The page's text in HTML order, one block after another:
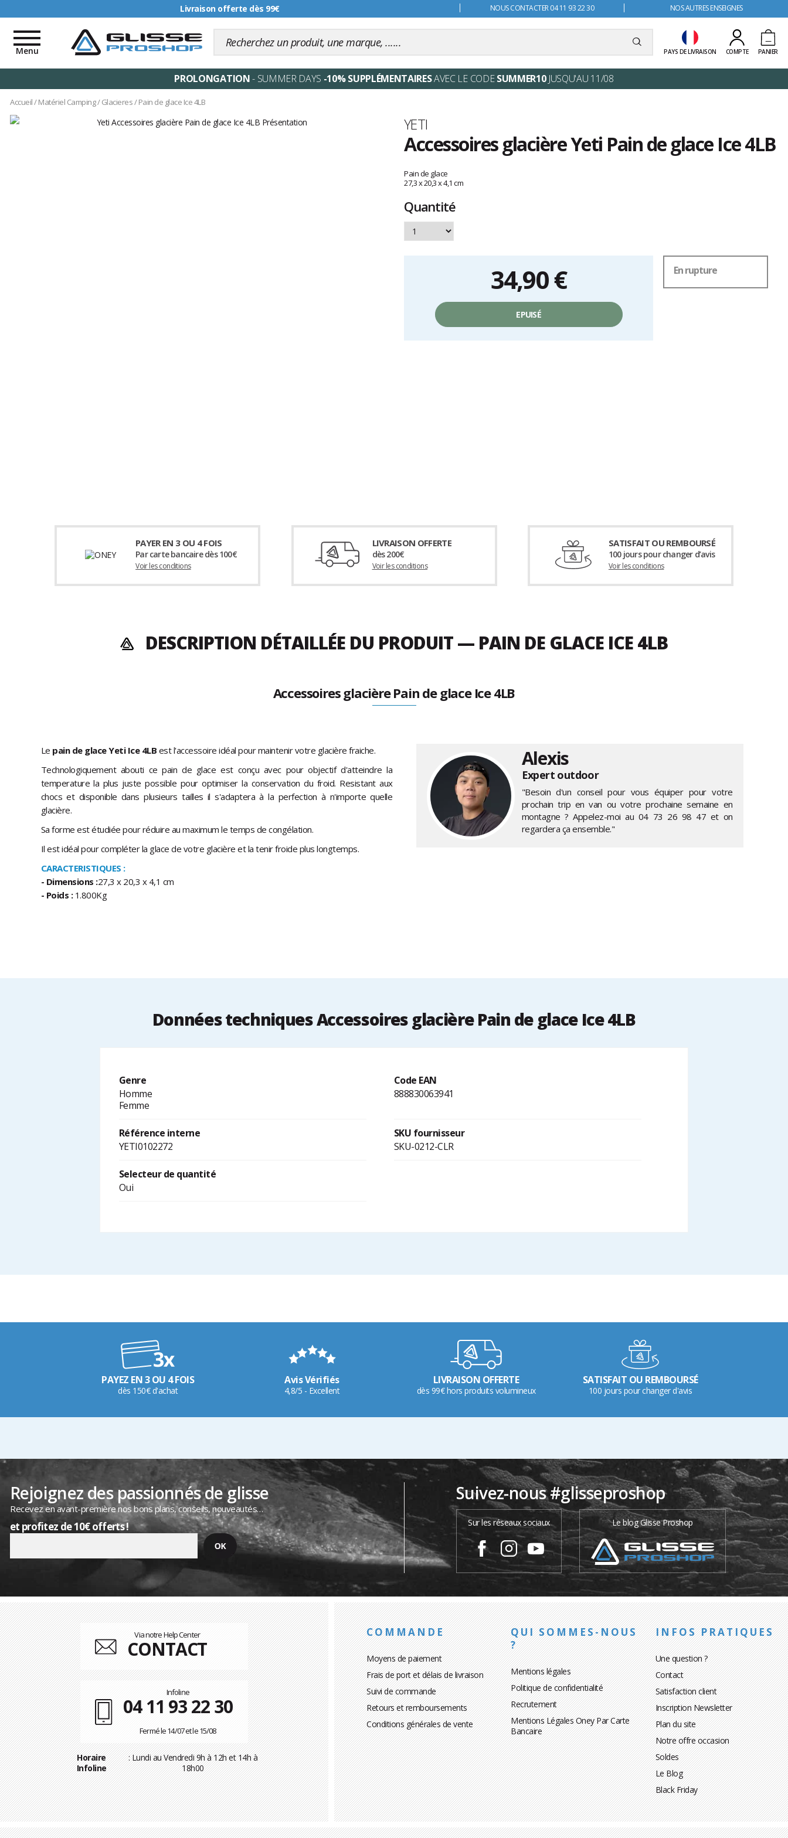
Livraison offerte dès 99€ NOUS CONTACTER 04 11 93 22 30 NOS AUTRES ENSEIGNES
PAYS DE LIVRAISON COMPTE PANIER
Toggle
navigation
Menu
PROLONGATION- SUMMER DAYS -10% SUPPLÉMENTAIRESAVEC LE CODESUMMER10JUSQU'AU 11/08
Accueil/Matériel Camping/Glacieres/Pain de glace Ice 4LB
Marque
YETI
Accessoires glacière Yeti Pain de glace Ice 4LB
avis
clients
Pain de glace
27,3 x 20,3 x 4,1 cm
Quantité
34,90 €
EPUISÉ
En rupture
PAYER EN 3 OU 4 FOIS
Par carte bancaire dès 100€
Voir les conditions
LIVRAISON OFFERTE
dès 200€
Voir les conditions
SATISFAIT OU REMBOURSÉ
100 jours pour changer d’avis
Voir les conditions
DESCRIPTION DÉTAILLÉE DU PRODUIT — PAIN DE GLACE ICE 4LB
Accessoires glacière Pain de glace Ice 4LB
Le pain de glace Yeti Ice 4LB est l'accessoire idéal pour maintenir votre glacière fraiche.
Technologiquement abouti ce pain de glace est conçu avec pour objectif d'atteindre la
temperature la plus juste possible pour optimiser la conservation du froid. Resistant aux
chocs et disponible dans plusieurs tailles il s'adaptera à la perfection à n'importe quelle
glacière.
Sa forme est étudiée pour réduire au maximum le temps de congélation.
Il est idéal pour compléter la glace de votre glacière et la tenir froide plus longtemps.
CARACTERISTIQUES :
- Dimensions :27,3 x 20,3 x 4,1 cm
- Poids : 1.800Kg
Alexis
Expert outdoor
"Besoin d'un conseil pour vous équiper pour votre
prochain trip en van ou votre prochaine semaine en
montagne ? Appelez-moi au 04 73 26 98 47 et on
regardera ça ensemble."
Données techniques Accessoires glacière Pain de glace Ice 4LB
Genre
Homme
Femme
Code EAN
888830063941
Référence interne
YETI0102272
SKU fournisseur
SKU-0212-CLR
Selecteur de quantité
Oui
PAYEZ EN 3 OU 4 FOIS
dès 150€ d'achat
Avis Vérifiés
4,8/5 - Excellent
LIVRAISON OFFERTE
dès 99€ hors produits volumineux
SATISFAIT OU REMBOURSÉ
100 jours pour changer d'avis
Rejoignez des passionnés de glisse
Recevez en avant-première nos bons plans, conseils, nouveautés…
et profitez de 10€ offerts !
Suivez-nous #glisseproshop
Sur les réseaux sociaux Le blog Glisse Proshop
Via notre Help Center
CONTACT
Infoline
04 11 93 22 30
Fermé le 14/07 et le 15/08
Horaire
Infoline
: Lundi au Vendredi 9h à 12h et 14h à
18h00
COMMANDE
Moyens de paiement
Frais de port et délais de livraison
Suivi de commande
Retours et remboursements
Conditions générales de vente
QUI SOMMES-NOUS
?
Mentions légales
Politique de confidentialité
Recrutement
Mentions Légales Oney Par Carte
Bancaire
INFOS PRATIQUES
Une question ?
Contact
Satisfaction client
Inscription Newsletter
Plan du site
Notre offre occasion
Soldes
Le Blog
Black Friday